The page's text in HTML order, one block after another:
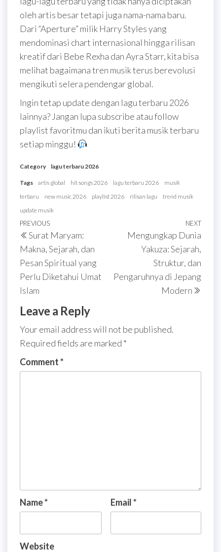
oleh artis besar tetapi juga nama-nama baru.
Dari “Aperture” milik Harry Styles yang
mendominasi chart internasional hingga rilisan
kreatif dari Bebe Rexha dan Ayra Starr, kita bisa
melihat bagaimana tren musik terus berevolusi
mengikuti selera pendengar global.
Ingin tetap update dengan lagu terbaru 2026
lainnya? Jangan lupa subscribe atau follow
playlist favoritmu dan ikuti berita musik terbaru
setiap minggu!
Category lagu terbaru 2026
Tags artis global hit songs 2026 lagu terbaru 2026
musik
terbaru
new music 2026 playlist 2026 rilisan lagu
trend musik
update musik
Post
navigation
Previous
Post
PREVIOUS
Surat Maryam:
Makna, Sejarah, dan
Pesan Spiritual yang
Perlu Diketahui Umat
Islam
Next
NEXT
Mengungkap Dunia
Yakuza: Sejarah,
Struktur, dan
Pengaruhnya di Jepang
Modern
Leave a Reply
Your email address will not be published.
Required fields are marked *
Comment*
Name* Email*
Website